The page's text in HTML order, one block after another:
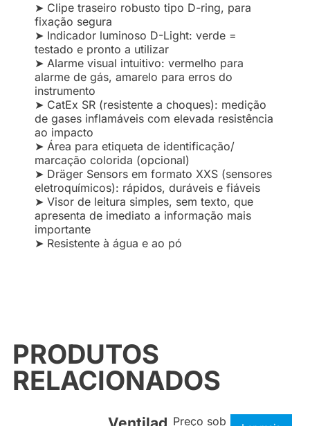
➤ Clipe traseiro robusto tipo D-ring, para
fixação segura
➤ Indicador luminoso D-Light: verde =
testado e pronto a utilizar
➤ Alarme visual intuitivo: vermelho para
alarme de gás, amarelo para erros do
instrumento
➤ CatEx SR (resistente a choques): medição
de gases inflamáveis com elevada resistência
ao impacto
➤ Área para etiqueta de identificação/
marcação colorida (opcional)
➤ Dräger Sensors em formato XXS (sensores
eletroquímicos): rápidos, duráveis e fiáveis
➤ Visor de leitura simples, sem texto, que
apresenta de imediato a informação mais
importante
➤ Resistente à água e ao pó
PRODUTOS
RELACIONADOS
Preço sob